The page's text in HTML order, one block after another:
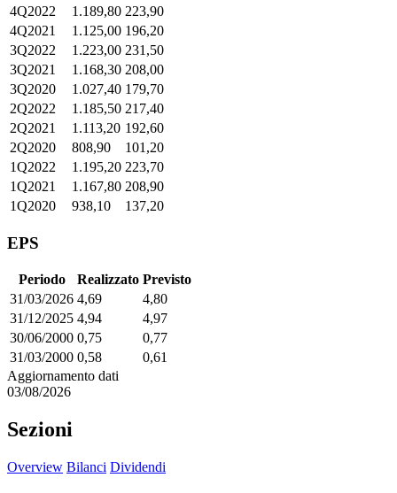
4Q2022
1.189,80 223,90
4Q2021
1.125,00 196,20
3Q2022
1.223,00 231,50
3Q2021
1.168,30 208,00
3Q2020
1.027,40 179,70
2Q2022
1.185,50 217,40
2Q2021
1.113,20 192,60
2Q2020
808,90
101,20
1Q2022
1.195,20 223,70
1Q2021
1.167,80 208,90
1Q2020
938,10 137,20
EPS
Periodo Realizzato Previsto
31/03/2026 4,69
4,80
31/12/2025 4,94
4,97
30/06/2000 0,75
0,77
31/03/2000 0,58
0,61
Aggiornamento dati
03/08/2026
Sezioni
Overview Bilanci Dividendi